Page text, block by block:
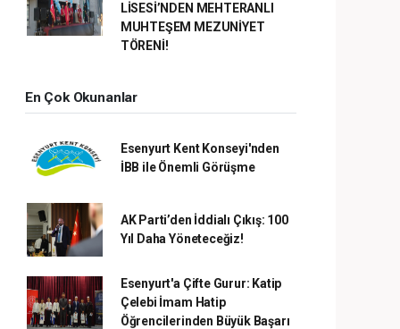
LİSESİ’NDEN MEHTERANLI
MUHTEŞEM MEZUNİYET
TÖRENİ!
En Çok Okunanlar
Esenyurt Kent Konseyi'nden
İBB ile Önemli Görüşme
AK Parti’den İddialı Çıkış: 100
Yıl Daha Yöneteceğiz!
Esenyurt'a Çifte Gurur: Katip
Çelebi İmam Hatip
Öğrencilerinden Büyük Başarı